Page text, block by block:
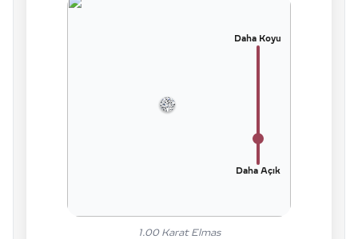
Daha Koyu
Daha Açık
1.00Karat Elmas